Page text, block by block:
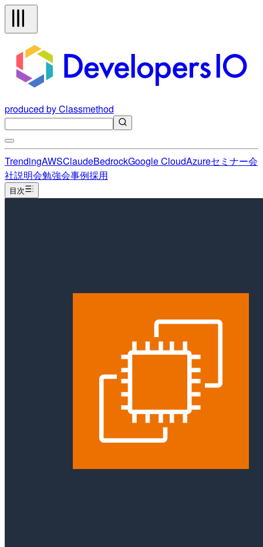
produced by Classmethod
TrendingAWSClaudeBedrockGoogle CloudAzureセミナー会
社説明会勉強会事例採用
目次